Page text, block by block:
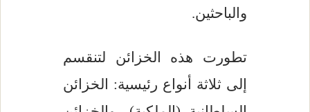
والباحثين.
تطورت هذه الخزائن لتنقسم
إلى ثلاثة أنواع رئيسية: الخزائن